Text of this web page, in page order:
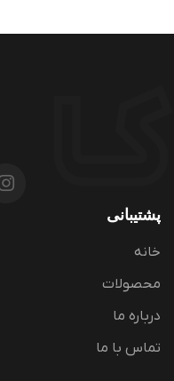
پشتیبانی
خانه
محصولات
درباره ما
تماس با ما